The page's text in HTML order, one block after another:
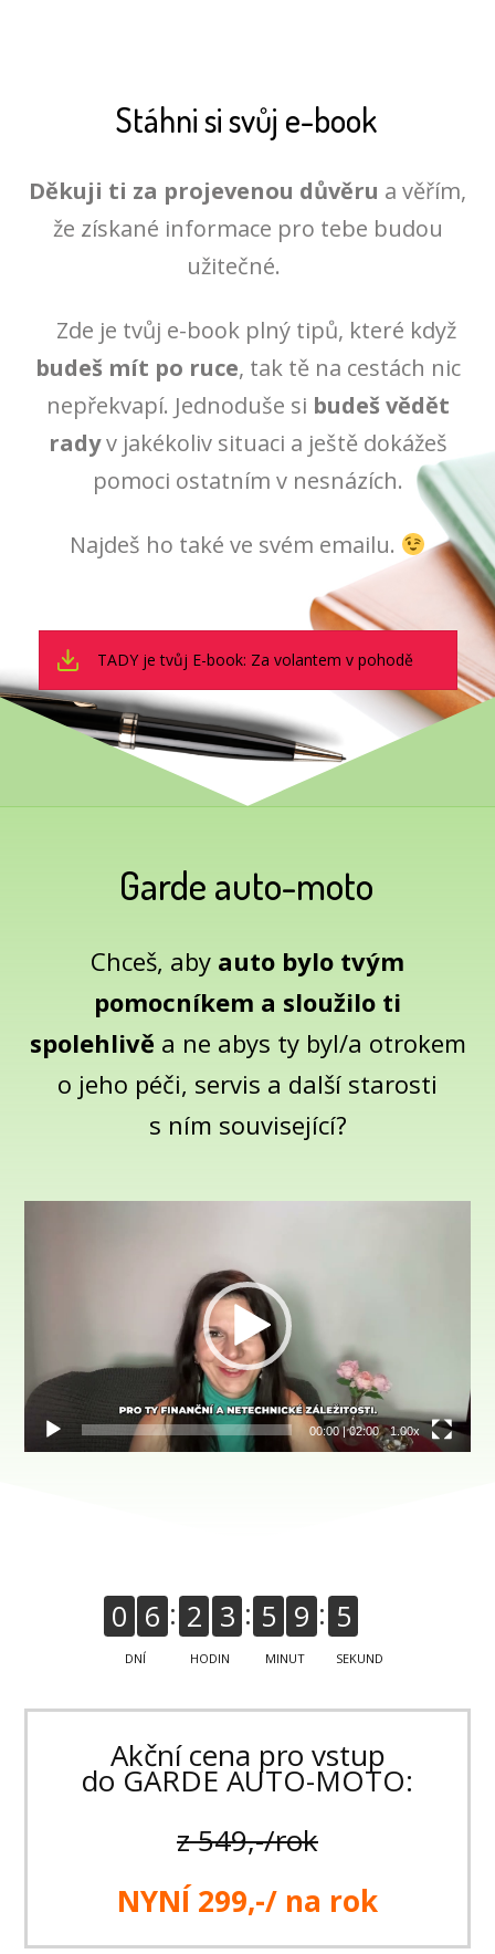
Stáhni si svůj e-book
Děkuji ti za projevenou důvěru a věřím,
že získané informace pro tebe budou
užitečné.
Zde je tvůj e-book plný tipů, které když
budeš mít po ruce, tak tě na cestách nic
nepřekvapí. Jednoduše si budeš vědět
radyv jakékoliv situaci a ještě dokážeš
pomoci ostatním v nesnázích.
Najdeš ho také ve svém emailu.
TADY je tvůj E-book: Za volantem v pohodě
Garde auto-moto
Chceš, aby auto bylo tvým
pomocníkem a sloužilo ti
spolehlivě a ne abys ty byl/a otrokem
o jeho péči, servis a další starosti
s ním související?
00:00|02:00 1.00x
0 6
DNÍ
2 3
HODIN
5 9
MINUT
5
SEKUND
Akční cena pro vstup
do GARDE AUTO-MOTO:
z 549,-/rok
NYNÍ 299,-/ na rok